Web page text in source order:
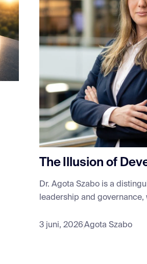
The Illusion of
Dr. Agota Szabo is a
leadership and governance,
3 juni, 2026Agota Szabo